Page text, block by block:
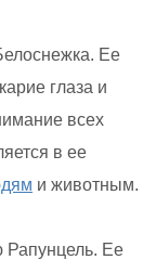
Ее
глаза и
всех
в ее
и животным.
Рапунцель. Ее